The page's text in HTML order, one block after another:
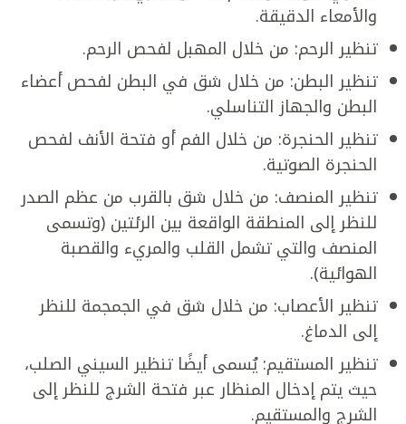
والأمعاء الدقيقة.
تنظير الرحم: من خلال المهبل لفحص الرحم.
تنظير البطن: من خلال شق في البطن لفحص أعضاء
البطن والجهاز التناسلي.
تنظير الحنجرة: من خلال الفم أو فتحة الأنف لفحص
الحنجرة الصوتية.
تنظير المنصف: من خلال شق بالقرب من عظم الصدر
للنظر إلى المنطقة الواقعة بين الرئتين (وتسمى
المنصف والتي تشمل القلب والمريء والقصبة
الهوائية).
تنظير الأعصاب: من خلال شق في الجمجمة للنظر
إلى الدماغ.
تنظير المستقيم: يُسمى أيضًا تنظير السيني الصلب،
حيث يتم إدخال المنظار عبر فتحة الشرج للنظر إلى
الشرج والمستقيم.